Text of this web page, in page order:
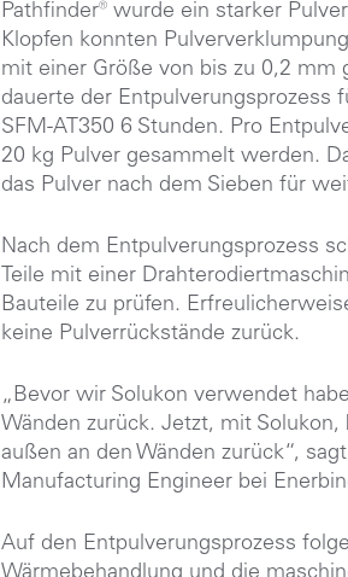
Pathfinder® wurde ein starker
Klopfen konnten
mit einer Größe von bis zu 0,2 mm
dauerte der Entpulverungsprozess
SFM-AT350 6 Stunden. Pro
20 kg Pulver gesammelt werden.
das Pulver nach dem Sieben für
Nach dem Entpulverungsprozess
Teile mit einer
Bauteile zu prüfen.
keine Pulverrückstände zurück.
„Bevor wir Solukon verwendet
Wänden zurück. Jetzt, mit
außen an den Wänden zurück“,
Manufacturing Engineer bei
Auf den Entpulverungsprozess